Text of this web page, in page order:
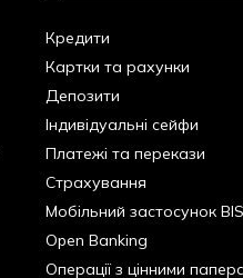
Кредити
Картки та рахунки
Депозити
Індивідуальні сейфи
Платежі та перекази
Страхування
Мобільний застосунок
Open Banking
Операції з цінними